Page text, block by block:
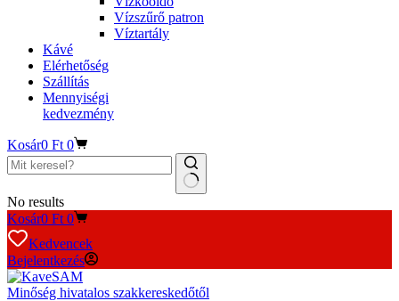
Vízszűrő patron
Víztartály
Kávé
Elérhetőség
Szállítás
Mennyiségi
kedvezmény
Kosár0 Ft 0
No results
Kosár0 Ft 0
Kedvencek
Bejelentkezés
Minőség hivatalos szakkereskedőtől